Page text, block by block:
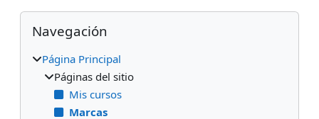
Bloques
Salta Navegación
Navegación
Página Principal
Páginas del sitio
Mis cursos
Marcas